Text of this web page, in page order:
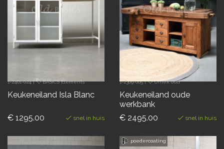
1-2401-024| BASICS Elements
Keukeneiland Isla Blanc
€ 1295.00 snel in huis
1-2309-005| Uniek oud
Keukeneiland oude
werkbank
€ 2495.00
snel in huis
poedercoating